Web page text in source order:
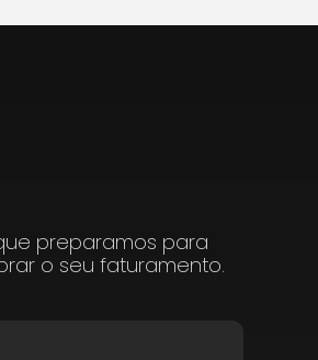
preparamos para
o seu faturamento.